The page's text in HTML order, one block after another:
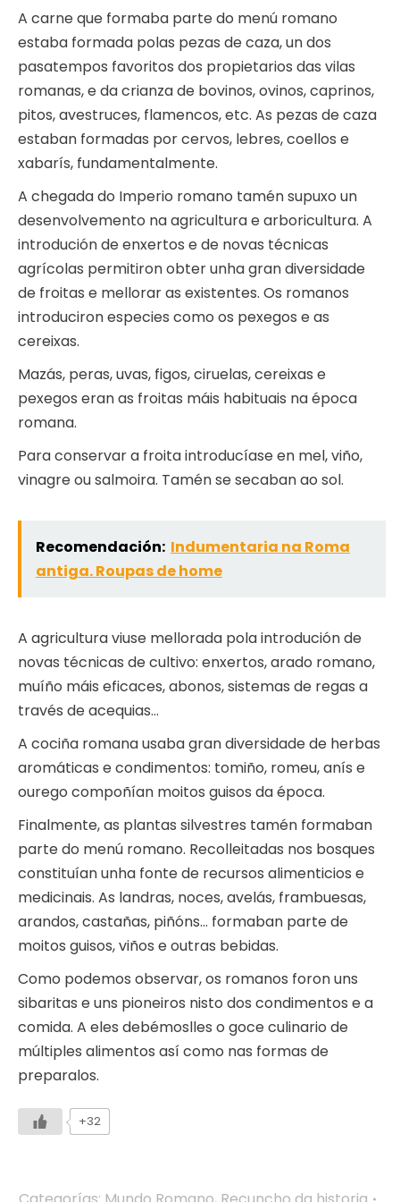
A carne que formaba parte do menú romano
estaba formada polas pezas de caza, un dos
pasatempos favoritos dos propietarios das vilas
romanas, e da crianza de bovinos, ovinos, caprinos,
pitos, avestruces, flamencos, etc. As pezas de caza
estaban formadas por cervos, lebres, coellos e
xabarís, fundamentalmente.
A chegada do Imperio romano tamén supuxo un
desenvolvemento na agricultura e arboricultura. A
introdución de enxertos e de novas técnicas
agrícolas permitiron obter unha gran diversidade
de froitas e mellorar as existentes. Os romanos
introduciron especies como os pexegos e as
cereixas.
Mazás, peras, uvas, figos, ciruelas, cereixas e
pexegos eran as froitas máis habituais na época
romana.
Para conservar a froita introducíase en mel, viño,
vinagre ou salmoira. Tamén se secaban ao sol.
Recomendación: Indumentaria na Roma
antiga. Roupas de home
A agricultura viuse mellorada pola introdución de
novas técnicas de cultivo: enxertos, arado romano,
muíño máis eficaces, abonos, sistemas de regas a
través de acequias…
A cociña romana usaba gran diversidade de herbas
aromáticas e condimentos: tomiño, romeu, anís e
ourego compoñían moitos guisos da época.
Finalmente, as plantas silvestres tamén formaban
parte do menú romano. Recolleitadas nos bosques
constituían unha fonte de recursos alimenticios e
medicinais. As landras, noces, avelás, frambuesas,
arandos, castañas, piñóns… formaban parte de
moitos guisos, viños e outras bebidas.
Como podemos observar, os romanos foron uns
sibaritas e uns pioneiros nisto dos condimentos e a
comida. A eles debémoslles o goce culinario de
múltiples alimentos así como nas formas de
preparalos.
+32